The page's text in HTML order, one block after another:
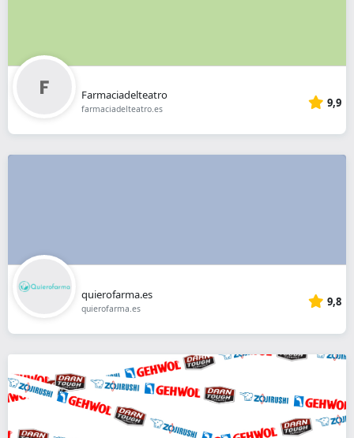
Farmaciadelteatro
farmaciadelteatro.es 9,9
quierofarma.es
quierofarma.es 9,8